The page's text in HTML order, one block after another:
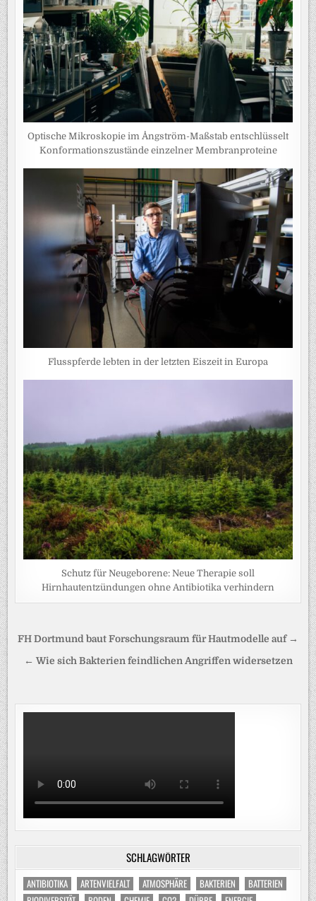
Optische Mikroskopie im Ångström-Maßstab entschlüsselt
Konformationszustände einzelner Membranproteine
Flusspferde lebten in der letzten Eiszeit in Europa
Schutz für Neugeborene: Neue Therapie soll
Hirnhautentzündungen ohne Antibiotika verhindern
Beitragsnavigation
FH Dortmund baut Forschungsraum für Hautmodelle auf →
← Wie sich Bakterien feindlichen Angriffen widersetzen
SCHLAGWÖRTER
ANTIBIOTIKA ARTENVIELFALT ATMOSPHÄRE BAKTERIEN
BATTERIEN